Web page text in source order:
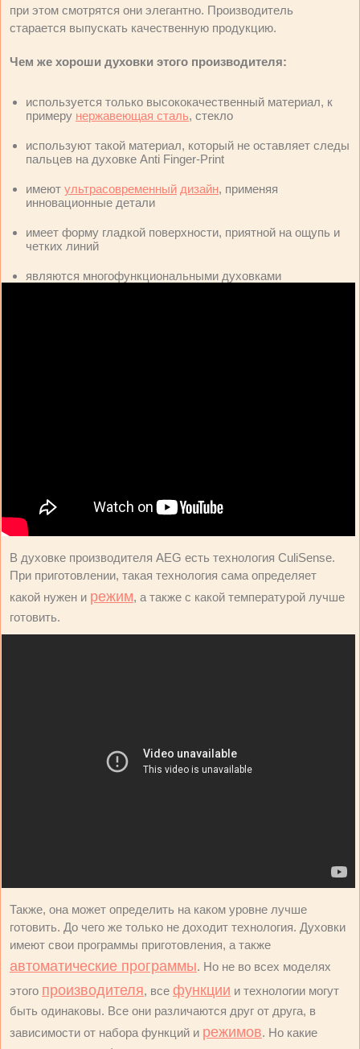
при этом смотрятся они элегантно. Производитель
старается выпускать качественную продукцию.
Чем же хороши духовки этого производителя:
используется только высококачественный материал, к
примеру нержавеющая сталь, стекло
используют такой материал, который не оставляет следы
пальцев на духовке Anti Finger-Print
имеют ультрасовременный дизайн, применяя
инновационные детали
имеет форму гладкой поверхности, приятной на ощупь и
четких линий
являются многофункциональными духовками
В духовке производителя AEG есть технология CuliSense.
При приготовлении, такая технология сама определяет
какой нужен и режим, а также с какой температурой лучше
готовить.
Также, она может определить на каком уровне лучше
готовить. До чего же только не доходит технология. Духовки
имеют свои программы приготовления, а также
автоматические программы. Но не во всех моделях
этого производителя, все функции и технологии могут
быть одинаковы. Все они различаются друг от друга, в
зависимости от набора функций и режимов. Но какие